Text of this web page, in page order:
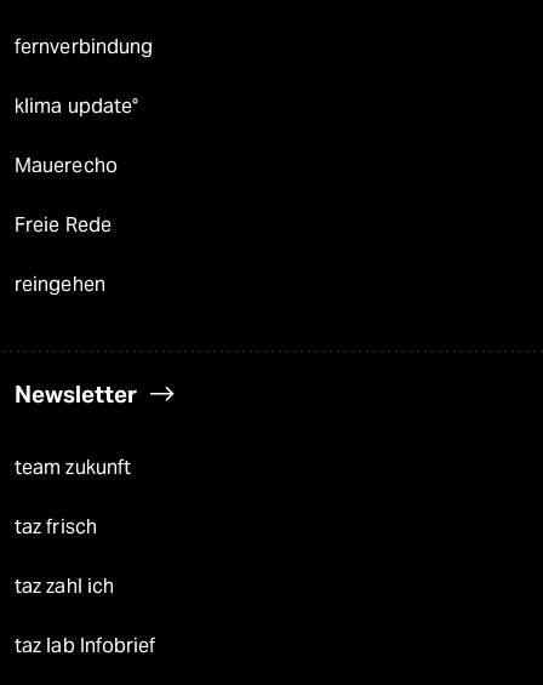
fernverbindung
klima update°
Mauerecho
Freie Rede
reingehen
Newsletter
team zukunft
taz frisch
taz zahl ich
taz lab Infobrief